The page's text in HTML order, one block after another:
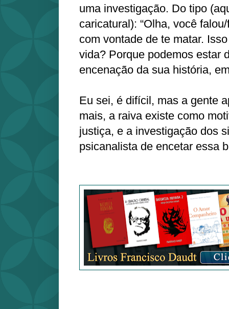
uma investigação. Do tipo
caricatural): “Olha, você
com vontade de te matar.
vida? Porque podemos estar
encenação da sua história,
Eu sei, é difícil, mas a gente
mais, a raiva existe como
justiça, e a investigação dos
psicanalista de encetar essa